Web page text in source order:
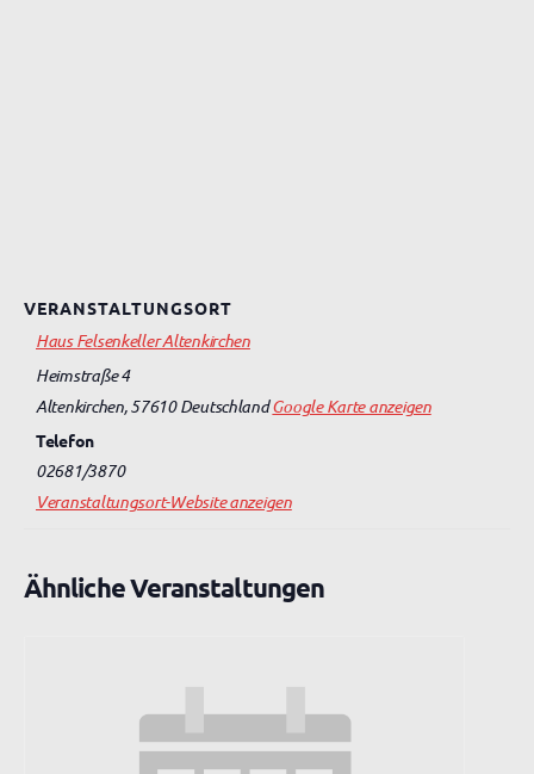
VERANSTALTUNGSORT
Haus Felsenkeller Altenkirchen
Heimstraße 4
Altenkirchen,57610 DeutschlandGoogle Karte anzeigen
Telefon
02681/3870
Veranstaltungsort-Website anzeigen
Ähnliche Veranstaltungen